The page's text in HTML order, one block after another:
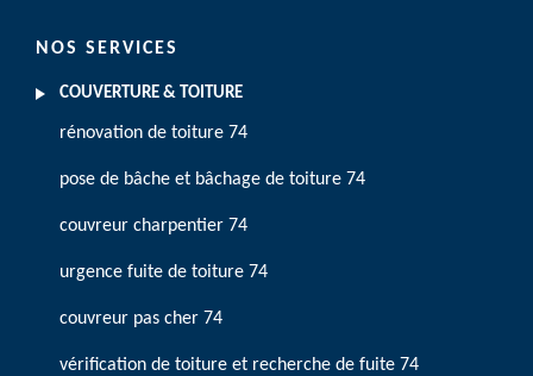
NOS SERVICES
COUVERTURE & TOITURE
rénovation de toiture 74
pose de bâche et bâchage de toiture 74
couvreur charpentier 74
urgence fuite de toiture 74
couvreur pas cher 74
vérification de toiture et recherche de fuite 74